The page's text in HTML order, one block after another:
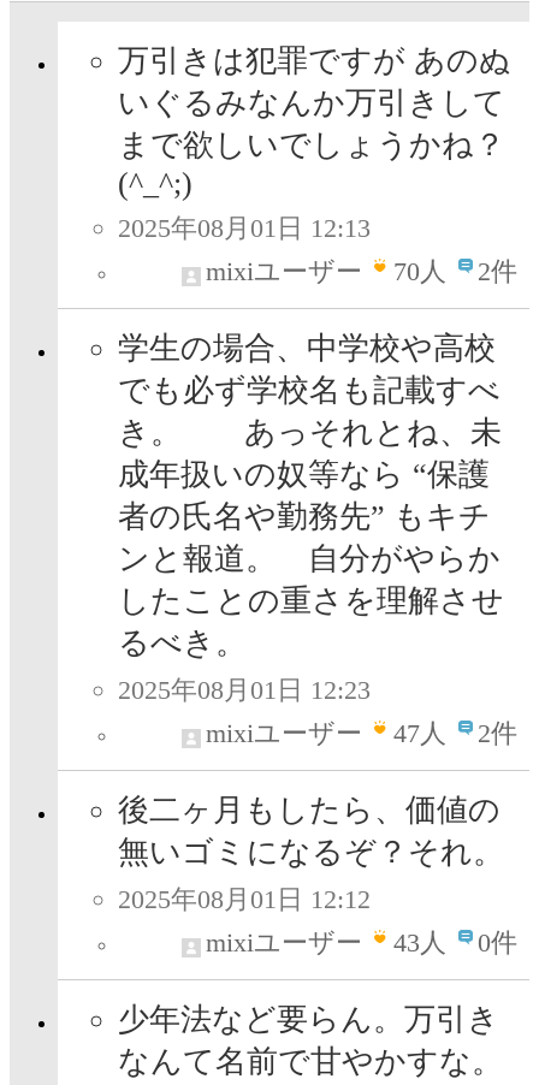
万引きは犯罪ですが あのぬ
いぐるみなんか万引きして
まで欲しいでしょうかね？
(^_^;)
2025年08月01日 12:13
mixiユーザー
70人 2件
学生の場合、中学校や高校
でも必ず学校名も記載すべ
き。 あっそれとね、未
成年扱いの奴等なら “保護
者の氏名や勤務先” もキチ
ンと報道。 自分がやらか
したことの重さを理解させ
るべき。
2025年08月01日 12:23
mixiユーザー
47人 2件
後二ヶ月もしたら、価値の
無いゴミになるぞ？それ。
2025年08月01日 12:12
mixiユーザー
43人 0件
少年法など要らん。万引き
なんて名前で甘やかすな。